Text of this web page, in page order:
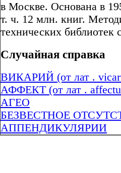
в Москве. Основана в
т. ч. 12 млн. книг.
технических библиотек
Случайная справка
ВИКАРИЙ (от лат .
АФФЕКТ (от лат .
АГЕО
БЕЗВЕСТНОЕ
АППЕНДИКУЛЯРИИ